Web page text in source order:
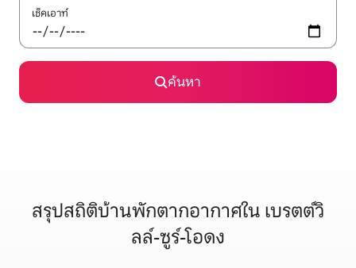
เช็คเอาท์
ค้นหา
สรุปสถิติบ้านพักตากอากาศใน เบรตต์วิ
ลล์-ซูร์-โอดง